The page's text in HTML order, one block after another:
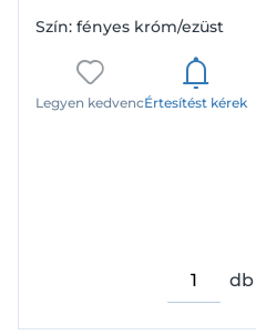
Szín: fényes króm/ezüst
Legyen kedvencÉrtesítést kérek
db